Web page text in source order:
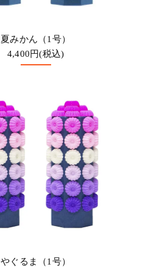
夏みかん（1号）
4,400円(税込)
やぐるま（1号）